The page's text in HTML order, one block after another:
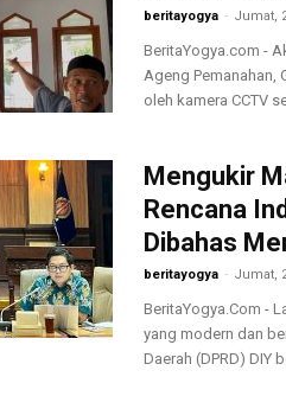
beritayogya - Jumat,
BeritaYogya.com -
Ageng Pemanahan,
oleh kamera CCTV
Mengukir
Rencana
Dibahas
beritayogya - Jumat,
BeritaYogya.Com -
yang modern dan
Daerah (DPRD) DIY